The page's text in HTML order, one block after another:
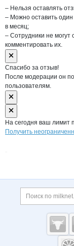
– Нельзя оставлять
– Можно оставить
в месяц;
– Сотрудники не могут
комментировать их.
Спасибо за отзыв!
После модерации он
пользователям.
На сегодня ваш лимит
Получить